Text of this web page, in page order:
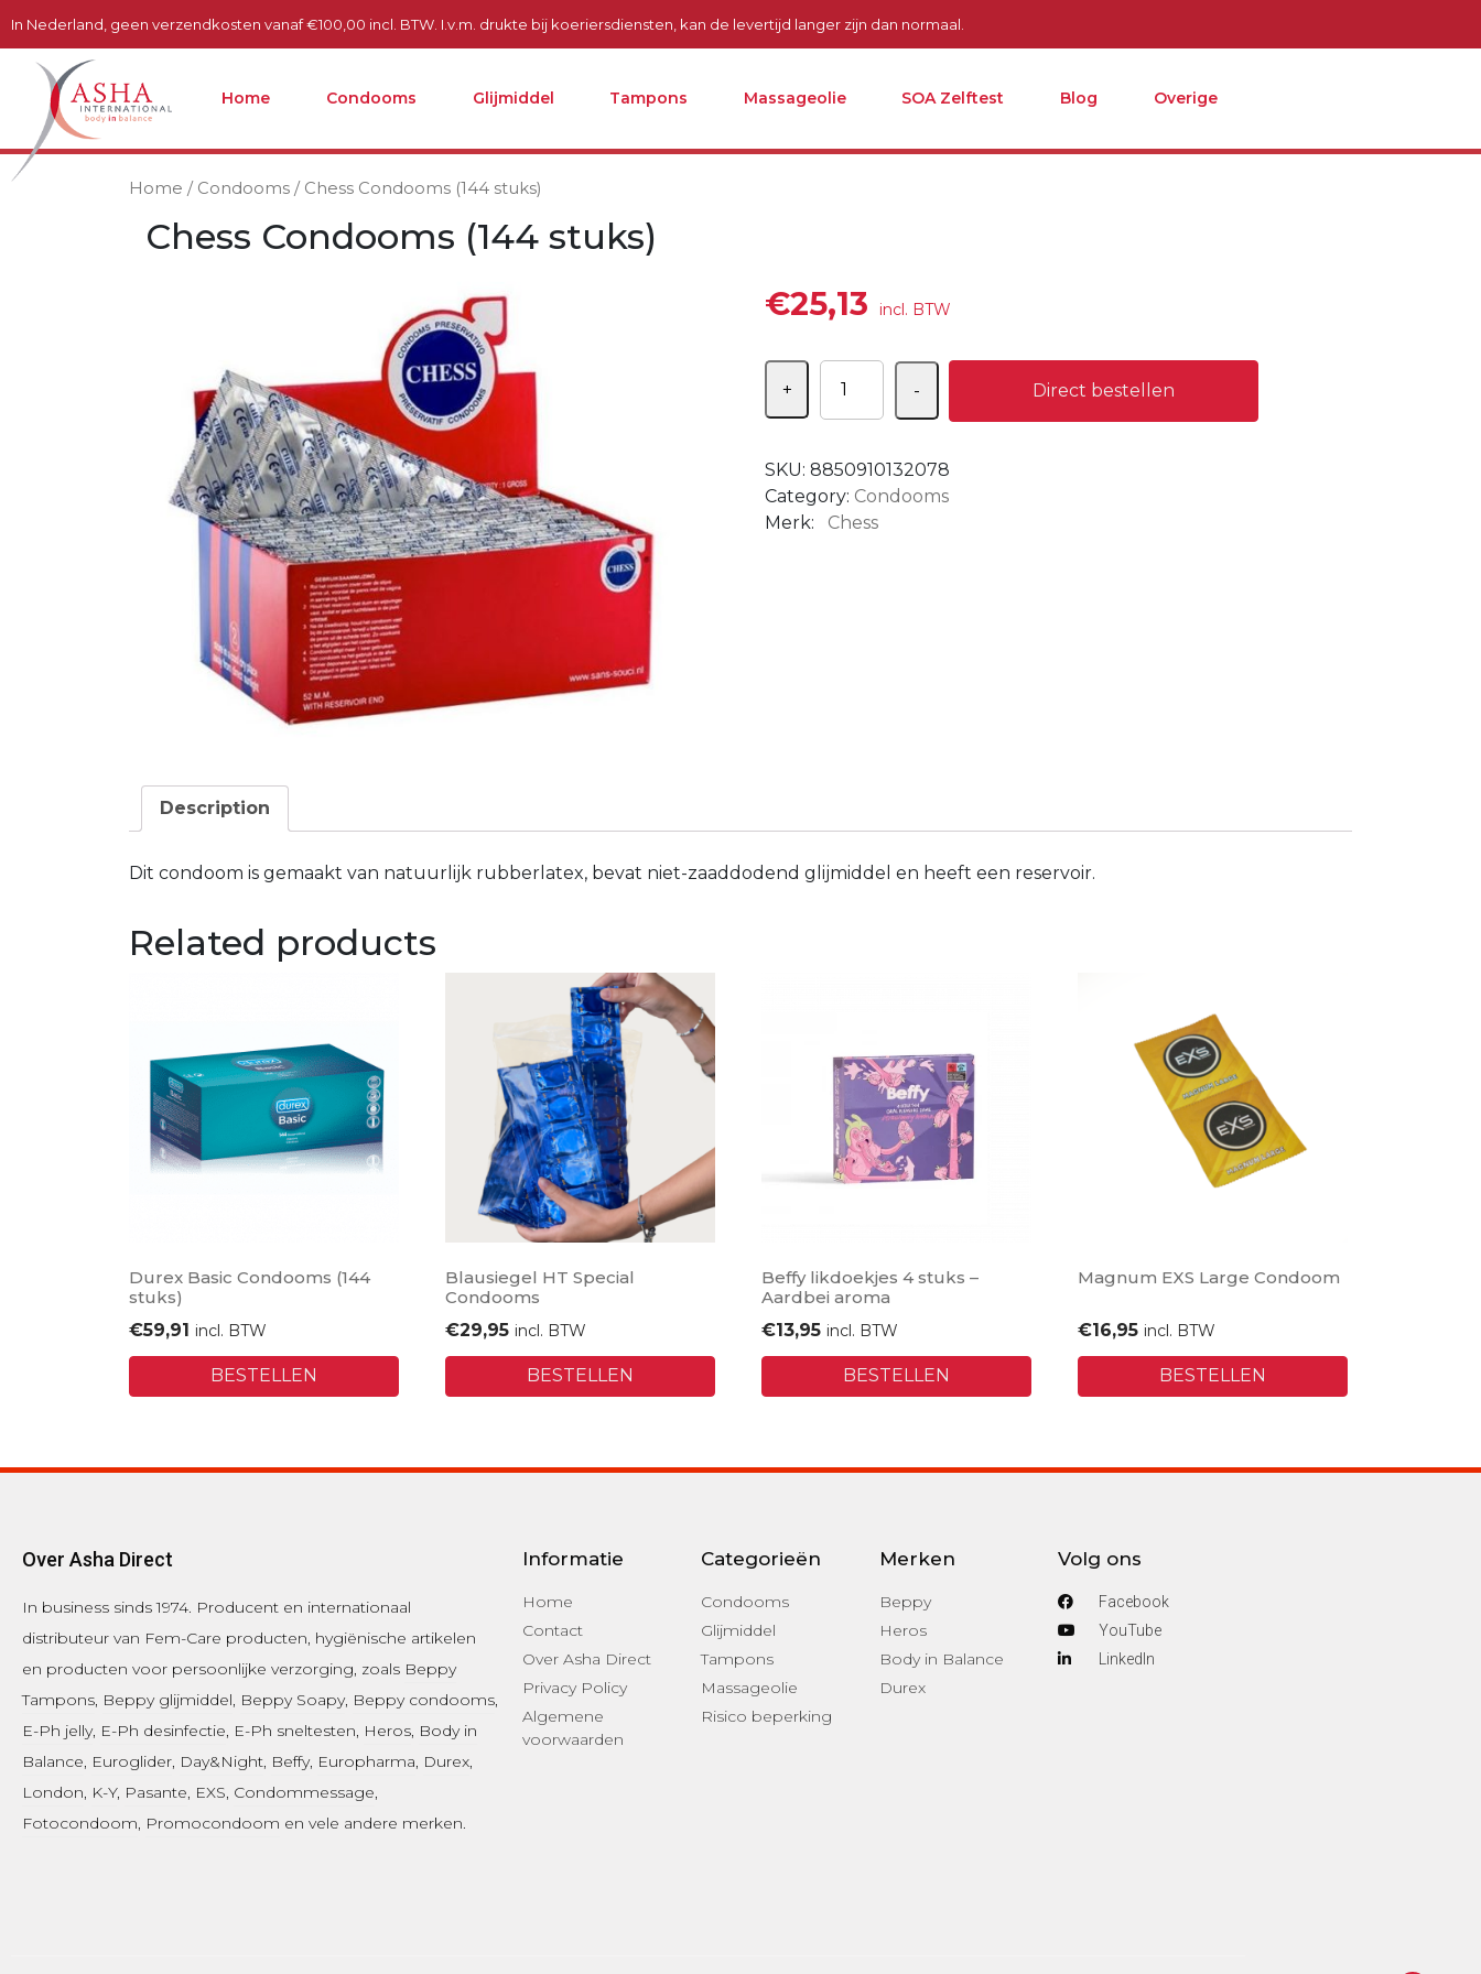
In Nederland, geen verzendkosten vanaf €100,00 incl. BTW. I.v.m. drukte bij koeriersdiensten, kan de levertijd langer zijn dan normaal.
Home Condooms Glijmiddel Tampons Massageolie SOA Zelftest Blog Overige
Home / Condooms / Chess Condooms (144 stuks)
Chess Condooms (144 stuks)
€25,13 incl. BTW
+
-
Direct bestellen
SKU:8850910132078
Category: Condooms
Merk: Chess
Description
Dit condoom is gemaakt van natuurlijk rubberlatex, bevat niet-zaaddodend glijmiddel en heeft een reservoir.
Related products
Durex Basic Condooms (144
stuks)
€59,91 incl. BTW
BESTELLEN
Blausiegel HT Special
Condooms
€29,95 incl. BTW
BESTELLEN
Beffy likdoekjes 4 stuks –
Aardbei aroma
€13,95 incl. BTW
BESTELLEN
Magnum EXS Large Condoom
€16,95 incl. BTW
BESTELLEN
Over Asha Direct
In business sinds 1974. Producent en internationaal
distributeur van Fem-Care producten, hygiënische artikelen
en producten voor persoonlijke verzorging, zoals Beppy
Tampons, Beppy glijmiddel, Beppy Soapy, Beppy condooms,
E-Ph jelly, E-Ph desinfectie, E-Ph sneltesten, Heros, Body in
Balance, Euroglider, Day&Night, Beffy, Europharma, Durex,
London, K-Y, Pasante, EXS, Condommessage,
Fotocondoom, Promocondoom en vele andere merken.
Informatie
Home
Contact
Over Asha Direct
Privacy Policy
Algemene
voorwaarden
Categorieën
Condooms
Glijmiddel
Tampons
Massageolie
Risico beperking
Merken
Beppy
Heros
Body in Balance
Durex
Volg ons
Facebook
YouTube
Linkedln